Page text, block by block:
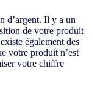
d’argent. Il y a un
de votre produit
également des
votre produit n’est
votre chiffre